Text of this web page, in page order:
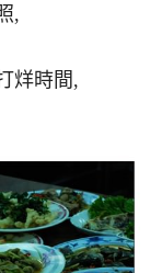
,
烊時間,